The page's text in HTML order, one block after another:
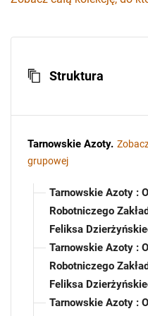
Struktura
Tarnowskie Azoty.
grupowej
Tarnowskie Azoty :
Robotniczego
Feliksa
Tarnowskie Azoty :
Robotniczego
Feliksa
Tarnowskie Azoty :